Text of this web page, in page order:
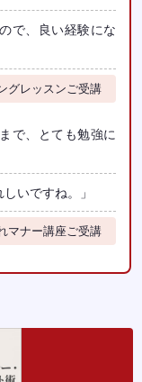
で、良い経験にな
グレッスンご受講
で、とても勉強に
いですね。」
マナー講座ご受講